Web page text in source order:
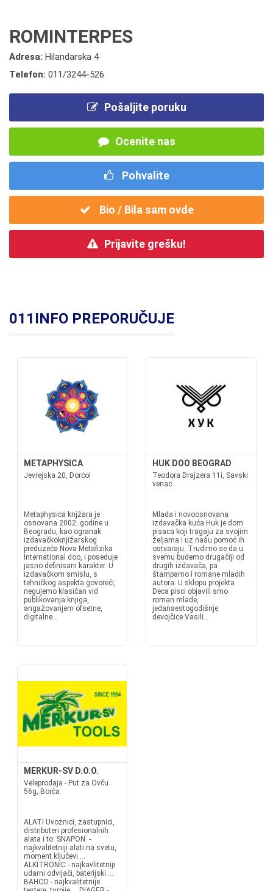
ROMINTERPES
Adresa: Hilandarska 4
Telefon: 011/3244-526
Pošaljite poruku
Ocenite nas
Pohvalite
Bio / Bila sam ovde
Prijavite grešku!
011INFO PREPORUČUJE
METAPHYSICA
Jevrejska 20, Dorćol
Metaphysica knjžara je
osnovana 2002. godine u
Beogradu, kao ogranak
izdavačkoknjižarskog
preduzeća Nova Metafizika
International doo, i poseduje
jasno definisani karakter. U
izdavačkom smislu, s
tehničkog aspekta govoreći,
negujemo klasičan vid
publikovanja knjiga,
angažovanjem ofsetne,
digitalne...
HUK DOO BEOGRAD
Teodora Drajzera 11i, Savski
venac
Mlada i novoosnovana
izdavačka kuća Huk je dom
pisaca koji tragaju za svojim
željama i uz našu pomoć ih
ostvaraju. Trudimo se da u
svemu budemo drugačiji od
drugih izdavača, pa
štampamo i romane mladih
autora. U sklopu projekta
Deca pisci objavili smo
roman mlade,
jedanaestogodišnje
devojčice Vasili...
MERKUR-SV D.O.O.
Veleprodaja - Put za Ovču
56g, Borča
ALATI Uvoznici, zastupnici,
distributeri profesionalnih
alata i to: SNAPON -
najkvalitetniji alati na svetu,
moment ključevi ...
ALKITRONIC - najkavlitetniji
udarni odvijači, baterijski ...
BAHCO - najkvalitetnije